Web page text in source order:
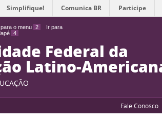
o menu 2
Ir para
4
Simplifique! Comunica BR Participe
Federal da
Latino-
Fale Conosco